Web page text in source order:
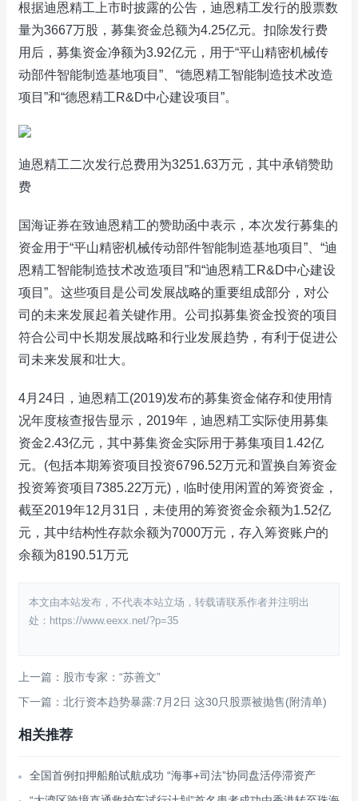
根据迪恩精工上市时披露的公告，迪恩精工发行的股票数
量为3667万股，募集资金总额为4.25亿元。扣除发行费
用后，募集资金净额为3.92亿元，用于“平山精密机械传
动部件智能制造基地项目”、“德恩精工智能制造技术改造
项目”和“德恩精工R&D中心建设项目”。
迪恩精工二次发行总费用为3251.63万元，其中承销赞助
费
国海证券在致迪恩精工的赞助函中表示，本次发行募集的
资金用于“平山精密机械传动部件智能制造基地项目”、“迪
恩精工智能制造技术改造项目”和“迪恩精工R&D中心建设
项目”。这些项目是公司发展战略的重要组成部分，对公
司的未来发展起着关键作用。公司拟募集资金投资的项目
符合公司中长期发展战略和行业发展趋势，有利于促进公
司未来发展和壮大。
4月24日，迪恩精工(2019)发布的募集资金储存和使用情
况年度核查报告显示，2019年，迪恩精工实际使用募集
资金2.43亿元，其中募集资金实际用于募集项目1.42亿
元。(包括本期筹资项目投资6796.52万元和置换自筹资金
投资筹资项目7385.22万元)，临时使用闲置的筹资资金，
截至2019年12月31日，未使用的筹资资金余额为1.52亿
元，其中结构性存款余额为7000万元，存入筹资账户的
余额为8190.51万元
本文由本站发布，不代表本站立场，转载请联系作者并注明出
处：https://www.eexx.net/?p=35
上一篇：股市专家：“苏善文”
下一篇：北行资本趋势暴露:7月2日 这30只股票被抛售(附清单)
相关推荐
全国首例扣押船舶试航成功 “海事+司法”协同盘活停滞资产